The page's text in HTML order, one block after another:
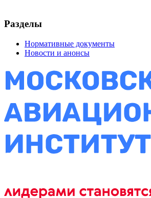
Разделы
Нормативные документы
Новости и анонсы